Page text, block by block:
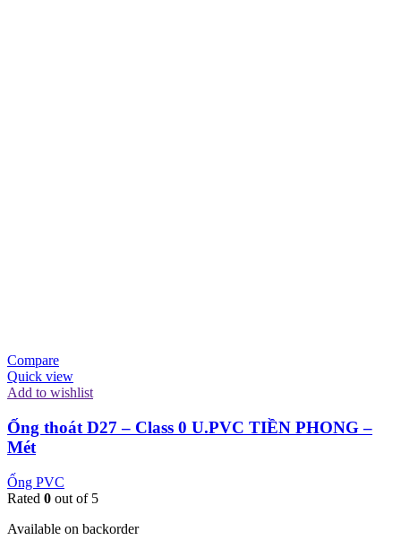
Compare
Quick view
Add to wishlist
Ống thoát D27 – Class 0 U.PVC TIỀN PHONG –
Mét
Ống PVC
Rated 0 out of 5
Available on backorder